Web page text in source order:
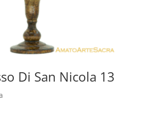
Di San Nicola 13